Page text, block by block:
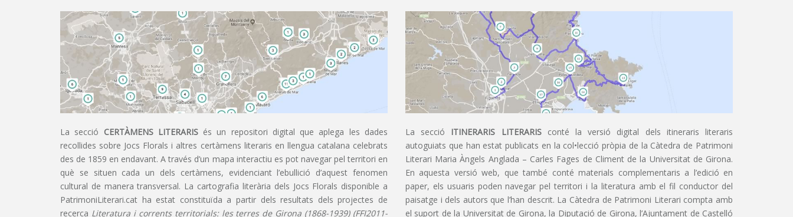
La secció CERTÀMENS LITERARISés un repositori digital que aplega les dades
recollides sobre Jocs Florals i altres certàmens literaris en llengua catalana celebrats
des de 1859 en endavant. A través d’un mapa interactiu es pot navegar pel territori en
què se situen cada un dels certàmens, evidenciant l’ebullició d’aquest fenomen
cultural de manera transversal. La cartografia literària dels Jocs Florals disponible a
PatrimoniLiterari.cat ha estat constituïda a partir dels resultats dels projectes de
recerca Literatura i corrents territorials: les terres de Girona (1868-1939) (FFI2011-
La secció ITINERARIS LITERARISconté la versió digital dels itineraris literaris
autoguiats que han estat publicats en la col•lecció pròpia de la Càtedra de Patrimoni
Literari Maria Àngels Anglada – Carles Fages de Climent de la Universitat de Girona.
En aquesta versió web, que també conté materials complementaris a l’edició en
paper, els usuaris poden navegar pel territori i la literatura amb el fil conductor del
paisatge i dels autors que l’han descrit. La Càtedra de Patrimoni Literari compta amb
el suport de la Universitat de Girona, la Diputació de Girona, l’Ajuntament de Castelló